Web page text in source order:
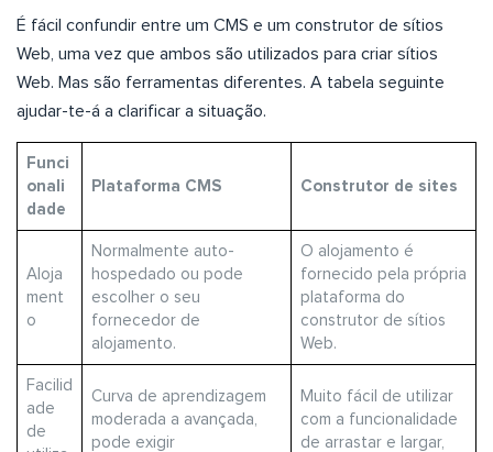
É fácil confundir entre um CMS e um construtor de sítios
Web, uma vez que ambos são utilizados para criar sítios
Web. Mas são ferramentas diferentes. A tabela seguinte
ajudar-te-á a clarificar a situação.
Funci
onali
dade
Plataforma CMS Construtor de sites
Aloja
ment
o
Normalmente auto-
hospedado ou pode
escolher o seu
fornecedor de
alojamento.
O alojamento é
fornecido pela própria
plataforma do
construtor de sítios
Web.
Facilid
ade
de
Curva de aprendizagem
moderada a avançada,
pode exigir
Muito fácil de utilizar
com a funcionalidade
de arrastar e largar,